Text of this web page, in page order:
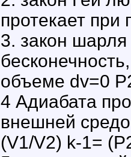
протекает
3. закон
объеме dv=0
4 Адиабата
внешней
(V1/V2) k-1=